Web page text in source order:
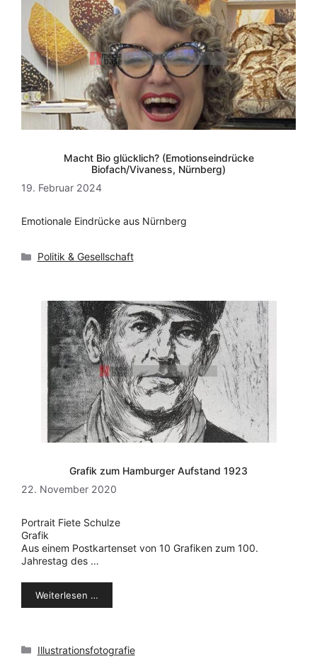
Macht Bio glücklich? (Emotionseindrücke
Biofach/Vivaness, Nürnberg)
19. Februar 2024
Emotionale Eindrücke aus Nürnberg
Kategorien
Politik & Gesellschaft
Grafik zum Hamburger Aufstand 1923
22. November 2020
Portrait Fiete Schulze
Grafik
Aus einem Postkartenset von 10 Grafiken zum 100.
Jahrestag des …
Weiterlesen …
Kategorien
Illustrationsfotografie